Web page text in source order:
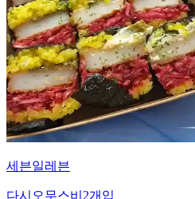
세븐일레븐
다시오무스비2개입